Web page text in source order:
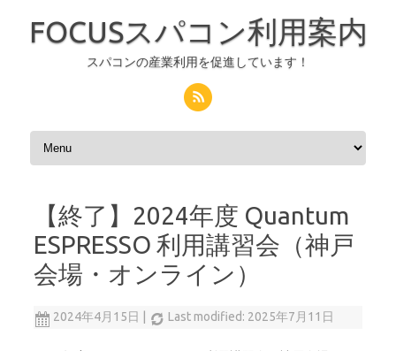
FOCUSスパコン利用案内
スパコンの産業利用を促進しています！
コンテンツへスキップ
【終了】2024年度 Quantum
ESPRESSO 利用講習会（神戸
会場・オンライン）
2024年4月15日 Last modified: 2025年7月11日